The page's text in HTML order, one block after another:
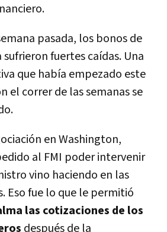
pasada, los bonos de
fuertes caídas. Una
que había empezado este
el correr de las semanas se
en Washington,
al FMI poder intervenir
vino haciendo en las
Eso fue lo que le permitió
las cotizaciones de los
después de la